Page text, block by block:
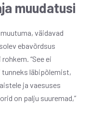
muudatusi
väidavad
ebavõrdsus
“See ei
tunneks läbipõlemist,
ja vaesuses
on palju suuremad,”